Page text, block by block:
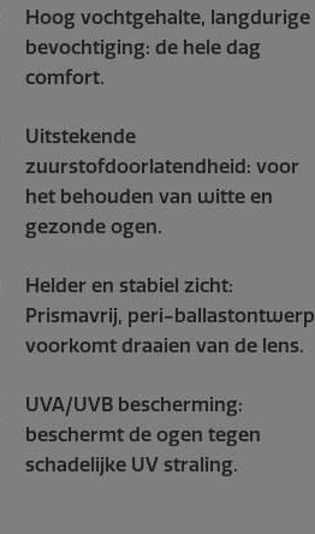
Hoog vochtgehalte, langdurige
bevochtiging: de hele dag
comfort.
Uitstekende
zuurstofdoorlatendheid: voor
het behouden van witte en
gezonde ogen.
Helder en stabiel zicht:
Prismavrij, peri-ballastontwerp
voorkomt draaien van de lens.
UVA/UVB bescherming:
beschermt de ogen tegen
schadelijke UV straling.